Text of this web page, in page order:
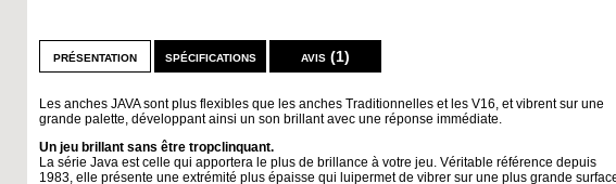
présentation
Les anches JAVA sont plus flexibles que les anches Traditionnelles et les V16, et vibrent sur une
grande palette, développant ainsi un son brillant avec une réponse immédiate.
Un jeu brillant sans être tropclinquant.
La série Java est celle qui apportera le plus de brillance à votre jeu. Véritable référence depuis
1983, elle présente une extrémité plus épaisse qui luipermet de vibrer sur une plus grande
spécifications avis (1)